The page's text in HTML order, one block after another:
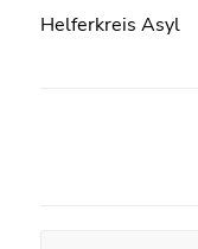
Helferkreis Asyl